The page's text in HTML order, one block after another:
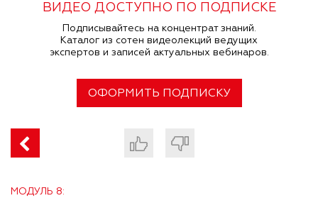
ВИДЕО ДОСТУПНО ПО ПОДПИСКЕ
Подписывайтесь на концентрат знаний.
Каталог из сотен видеолекций ведущих
экспертов и записей актуальных вебинаров.
ОФОРМИТЬ ПОДПИСКУ
МОДУЛЬ 8: